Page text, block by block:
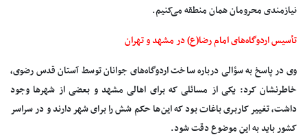
نیازمندی محرومان همان منطقه می‌کنیم.
تأسیس اردوگاه‌های امام رضا(ع) در مشهد و تهران
وی در پاسخ به سؤالی درباره ساخت اردوگاه‌های جوانان توسط آستان قدس رضوی،
خاطرنشان کرد: یکی از مسائلی که برای اهالی مشهد و بعضی از شهرها وجود
داشت، تغییر کاربری باغات بود که این‌ها حکم شش را برای شهر دارند و در سراسر
کشور باید به این موضوع دقت شود.